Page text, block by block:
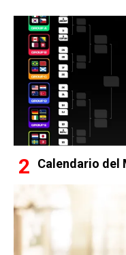
Calendario del